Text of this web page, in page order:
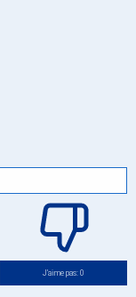
J’aime pas: 0